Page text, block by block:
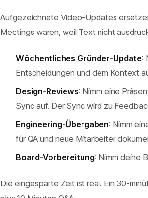
Aufgezeichnete Video-Updates
Meetings waren, weil Text nicht
Wöchentliches Gründer-Update:
Entscheidungen und dem Kontext
Design-Reviews: Nimm eine
Sync auf. Der Sync wird zu
Engineering-Übergaben: Nimm
für QA und neue Mitarbeiter
Board-Vorbereitung: Nimm deine
Die eingesparte Zeit ist real. Ein 30-